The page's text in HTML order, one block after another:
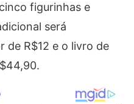
figurinhas e
será
de R$12 e o livro de